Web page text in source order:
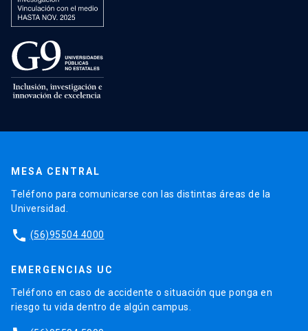
MESA CENTRAL
Teléfono para comunicarse con las distintas áreas de la
Universidad.
phone (56)95504 4000
EMERGENCIAS UC
Teléfono en caso de accidente o situación que ponga en
riesgo tu vida dentro de algún campus.